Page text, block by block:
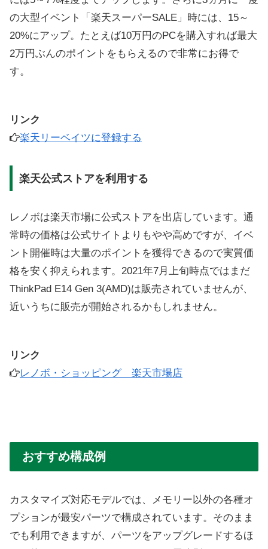
の大型イベント「楽天スーパーSALE」時には、15～
20%にアップ。たとえば10万円のPCを購入すれば最大
2万円ぶんのポイントをもらえるので非常にお得で
す。
リンク
楽天リーベイツに登録する
楽天公式ストアを利用する
レノボは楽天市場に公式ストアを出店しています。通
常時の価格は公式サイトよりもやや高めですが、イベ
ント開催時は大量のポイントを獲得できるので実質価
格を安く抑えられます。2021年7月上旬時点ではまだ
ThinkPad E14 Gen 3(AMD)は販売されていませんが、
近いうちに販売が開始されるかもしれません。
リンク
レノボ・ショッピング 楽天市場店
おすすめ構成例
カスタマイズ対応モデルでは、メモリー以外の各種オ
プションが最安パーツで構成されています。そのまま
でも利用できますが、パーツをアップグレードするほ